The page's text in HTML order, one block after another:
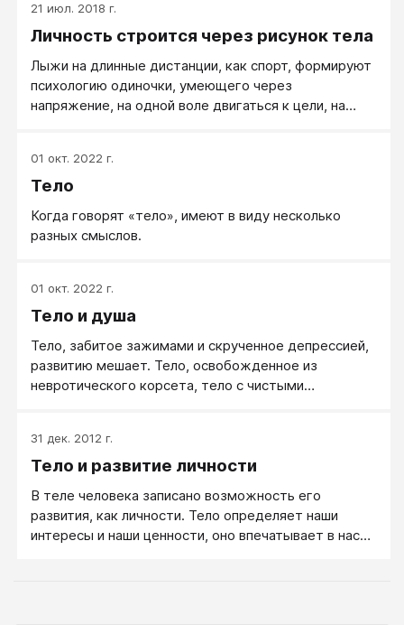
21 июл. 2018 г.
Личность строится через рисунок тела
Лыжи на длинные дистанции, как спорт, формируют
психологию одиночки, умеющего через
напряжение, на одной воле двигаться к цели, на
внимание технике движений и дарит умения
радоваться жизни. Большой теннис — это чувство
проигрывать и уметь наносить точные сильные
удары. Футбол, как вид спорта, это чувство
наотмашь, выбрасывая в удар всю свою агрессию!
01 окт. 2022 г.
Тело
Когда говорят «тело», имеют в виду несколько
разных смыслов.
01 окт. 2022 г.
Тело и душа
Тело, забитое зажимами и скрученное депрессией,
развитию мешает. Тело, освобожденное из
невротического корсета, тело с чистыми
31 дек. 2012 г.
Тело и развитие личности
В теле человека записано возможность его
развития, как личности. Тело определяет наши
интересы и наши ценности, оно впечатывает в нас